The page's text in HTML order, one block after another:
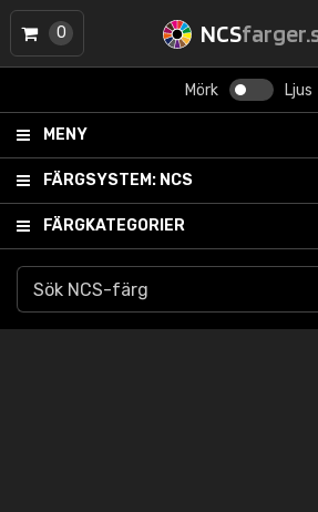
NCS
Mörk Ljus
MENY
FÄRGSYSTEM: NCS
FÄRGKATEGORIER
0